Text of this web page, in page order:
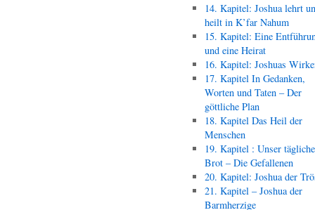
14. Kapitel: Joshua lehrt
heilt in K’far Nahum
15. Kapitel: Eine
und eine Heirat
16. Kapitel: Joshuas
17. Kapitel In Gedanken,
Worten und Taten – Der
göttliche Plan
18. Kapitel Das Heil der
Menschen
19. Kapitel : Unser
Brot – Die Gefallenen
20. Kapitel: Joshua der
21. Kapitel – Joshua der
Barmherzige